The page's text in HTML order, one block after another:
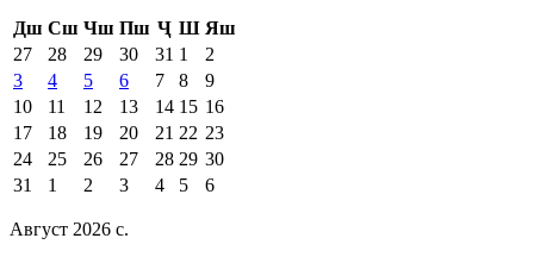
Дш Сш Чш Пш Ҷ Ш Яш
27
28 29 30 31 1
2
3
4 5 6 7 8
9
10
11 12 13 14 15 16
17
18 19 20 21 22 23
24
25 26 27 28 29 30
31
1 2 3 4 5 6
Август 2026 c.